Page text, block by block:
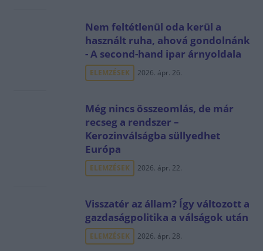
Nem feltétlenül oda kerül a
használt ruha, ahová gondolnánk
- A second-hand ipar árnyoldala
ELEMZÉSEK 2026. ápr. 26.
Még nincs összeomlás, de már
recseg a rendszer –
Kerozinválságba süllyedhet
Európa
ELEMZÉSEK 2026. ápr. 22.
Visszatér az állam? Így változott a
gazdaságpolitika a válságok után
ELEMZÉSEK 2026. ápr. 28.